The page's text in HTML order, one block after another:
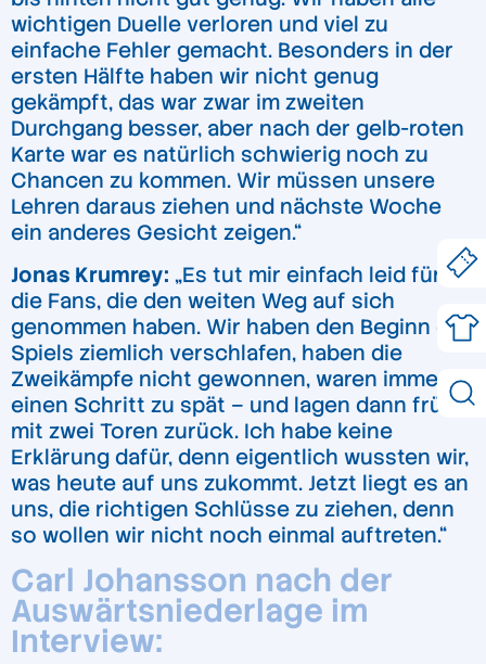
wichtigen Duelle verloren und viel zu
einfache Fehler gemacht. Besonders in der
ersten Hälfte haben wir nicht genug
gekämpft, das war zwar im zweiten
Durchgang besser, aber nach der gelb-roten
Karte war es natürlich schwierig noch zu
Chancen zu kommen. Wir müssen unsere
Lehren daraus ziehen und nächste Woche
ein anderes Gesicht zeigen.“
Jonas Krumrey: „Es tut mir einfach leid für
die Fans, die den weiten Weg auf sich
genommen haben. Wir haben den Beginn des
Spiels ziemlich verschlafen, haben die
Zweikämpfe nicht gewonnen, waren immer
einen Schritt zu spät – und lagen dann früh
mit zwei Toren zurück. Ich habe keine
Erklärung dafür, denn eigentlich wussten wir,
was heute auf uns zukommt. Jetzt liegt es an
uns, die richtigen Schlüsse zu ziehen, denn
so wollen wir nicht noch einmal auftreten.“
Carl Johansson nach der
Auswärtsniederlage im
Interview: